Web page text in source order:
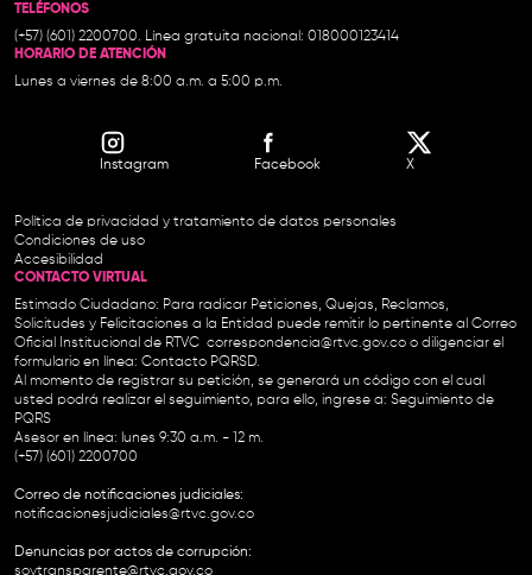
TELÉFONOS
(+57) (601) 2200700. Línea gratuita nacional: 018000123414
HORARIO DE ATENCIÓN
Lunes a viernes de 8:00 a.m. a 5:00 p.m.
Instagram Facebook X
Política de privacidad y tratamiento de datos personales
Condiciones de uso
Accesibilidad
CONTACTO VIRTUAL
Estimado Ciudadano: Para radicar Peticiones, Quejas, Reclamos,
Solicitudes y Felicitaciones a la Entidad puede remitir lo pertinente al Correo
Oficial Institucional de RTVC correspondencia@rtvc.gov.co o diligenciar el
formulario en línea: Contacto PQRSD.
Al momento de registrar su petición, se generará un código con el cual
usted podrá realizar el seguimiento, para ello, ingrese a: Seguimiento de
PQRS
Asesor en línea: lunes 9:30 a.m. - 12 m.
(+57) (601) 2200700
Correo de notificaciones judiciales:
notificacionesjudiciales@rtvc.gov.co
Denuncias por actos de corrupción:
soytransparente@rtvc.gov.co